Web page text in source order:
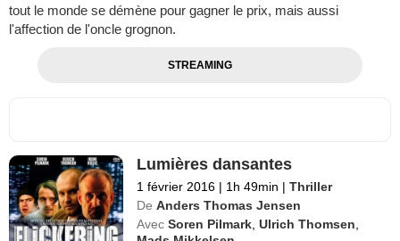
tout le monde se démène pour gagner le prix, mais aussi
l'affection de l'oncle grognon.
STREAMING
Lumières dansantes
1 février 2016 | 1h 49min | Thriller
De Anders Thomas Jensen
Avec Soren Pilmark ,Ulrich Thomsen